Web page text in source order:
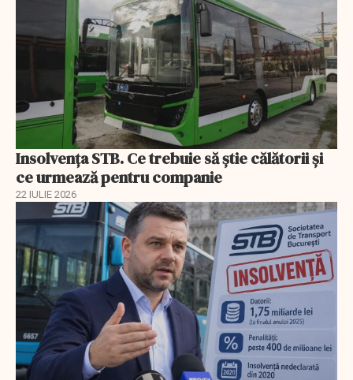
Insolvenţa STB. Ce trebuie să ştie călătorii şi
ce urmează pentru companie
22 IULIE 2026